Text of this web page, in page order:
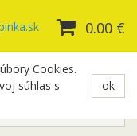
Cookies.
súhlas s
ok
0.00 €